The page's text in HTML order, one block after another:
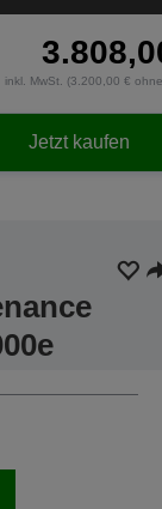
inkl. MwSt. (3.200,00 €
Jetzt kaufen